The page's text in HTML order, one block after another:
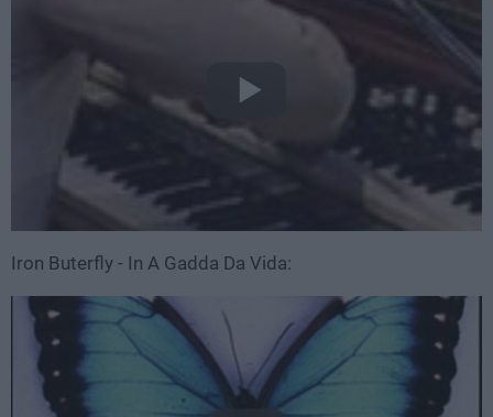
Iron Buterfly - In A Gadda Da Vida: